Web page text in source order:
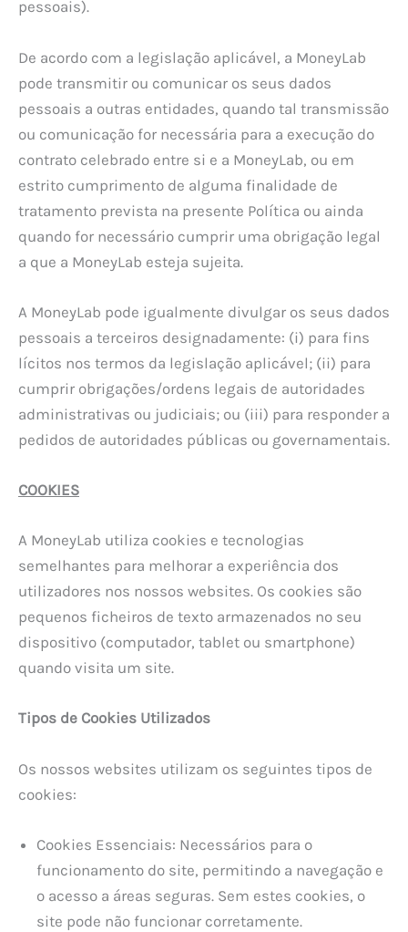
pessoais).
De acordo com a legislação aplicável, a MoneyLab
pode transmitir ou comunicar os seus dados
pessoais a outras entidades, quando tal transmissão
ou comunicação for necessária para a execução do
contrato celebrado entre si e a MoneyLab, ou em
estrito cumprimento de alguma finalidade de
tratamento prevista na presente Política ou ainda
quando for necessário cumprir uma obrigação legal
a que a MoneyLab esteja sujeita.
A MoneyLab pode igualmente divulgar os seus dados
pessoais a terceiros designadamente: (i) para fins
lícitos nos termos da legislação aplicável; (ii) para
cumprir obrigações/ordens legais de autoridades
administrativas ou judiciais; ou (iii) para responder a
pedidos de autoridades públicas ou governamentais.
COOKIES
A MoneyLab utiliza cookies e tecnologias
semelhantes para melhorar a experiência dos
utilizadores nos nossos websites. Os cookies são
pequenos ficheiros de texto armazenados no seu
dispositivo (computador, tablet ou smartphone)
quando visita um site.
Tipos de Cookies Utilizados
Os nossos websites utilizam os seguintes tipos de
cookies:
Cookies Essenciais: Necessários para o
funcionamento do site, permitindo a navegação e
o acesso a áreas seguras. Sem estes cookies, o
site pode não funcionar corretamente.